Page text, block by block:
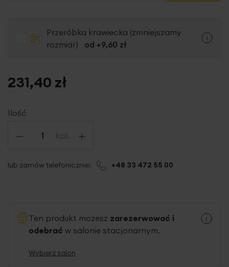
Przeróbka krawiecka (zmniejszamy
rozmiar)
od +9,60 zł
Ilość
- kpl. +
231,40 zł
lub zamów telefonicznie: +48 33 472 55 00
Ten produkt możesz zarezerwować i
odebrać w salonie stacjonarnym.
Wybierz salon